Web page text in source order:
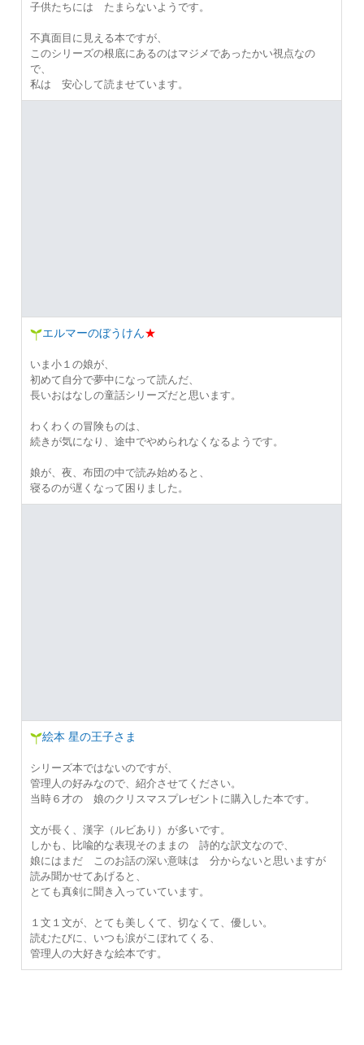
子供たちには たまらないようです。
不真面目に見える本ですが、
このシリーズの根底にあるのはマジメであったかい視点なの
で、
私は 安心して読ませています。
エルマーのぼうけん★
いま小１の娘が、
初めて自分で夢中になって読んだ、
長いおはなしの童話シリーズだと思います。
わくわくの冒険ものは、
続きが気になり、途中でやめられなくなるようです。
娘が、夜、布団の中で読み始めると、
寝るのが遅くなって困りました。
絵本 星の王子さま
シリーズ本ではないのですが、
管理人の好みなので、紹介させてください。
当時６才の 娘のクリスマスプレゼントに購入した本です。
文が長く、漢字（ルビあり）が多いです。
しかも、比喩的な表現そのままの 詩的な訳文なので、
娘にはまだ このお話の深い意味は 分からないと思いますが
読み聞かせてあげると、
とても真剣に聞き入っていています。
１文１文が、とても美しくて、切なくて、優しい。
読むたびに、いつも涙がこぼれてくる、
管理人の大好きな絵本です。